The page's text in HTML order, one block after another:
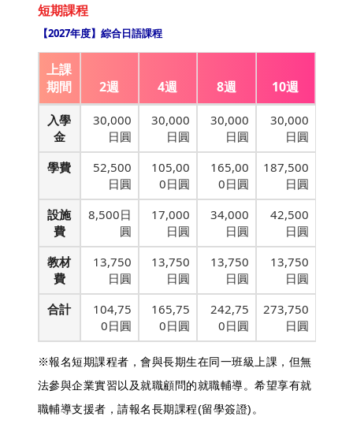
短期課程
【2027年度】綜合日語課程
上課
期間
2週 4週 8週 10週
入學
金
30,000
日圓
30,000
日圓
30,000
日圓
30,000
日圓
學費
52,500
日圓
105,00
0日圓
165,00
0日圓
187,500
日圓
設施
費
8,500日
圓
17,000
日圓
34,000
日圓
42,500
日圓
教材
費
13,750
日圓
13,750
日圓
13,750
日圓
13,750
日圓
合計
104,75
0日圓
165,75
0日圓
242,75
0日圓
273,750
日圓
※報名短期課程者，會與長期生在同一班級上課，但無
法參與企業實習以及就職顧問的就職輔導。希望享有就
職輔導支援者，請報名長期課程(留學簽證)。